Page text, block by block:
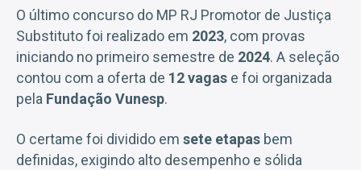
O último concurso do MP RJ Promotor de Justiça
Substituto foi realizado em 2023, com provas
iniciando no primeiro semestre de 2024. A seleção
contou com a oferta de 12 vagas e foi organizada
pela Fundação Vunesp.
O certame foi dividido em sete etapas bem
definidas, exigindo alto desempenho e sólida